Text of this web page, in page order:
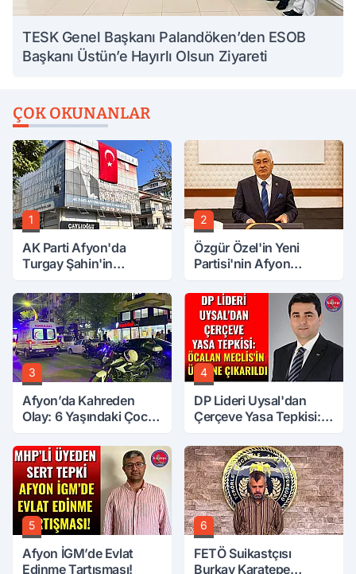
TESK Genel Başkanı Palandöken’den ESOB
Başkanı Üstün’e Hayırlı Olsun Ziyareti
ÇOK OKUNANLAR
1
AK Parti Afyon'da
Turgay Şahin'in
2
Özgür Özel'in Yeni
Partisi'nin Afyon
3
Afyon’da Kahreden
Olay: 6 Yaşındaki Çocuk
4
DP Lideri Uysal'dan
Çerçeve Yasa Tepkisi:
Üzerine Çıkarıldı
5
Afyon İGM’de Evlat
Edinme Tartışması!
6
FETÖ Suikastçısı
Burkay Karatepe